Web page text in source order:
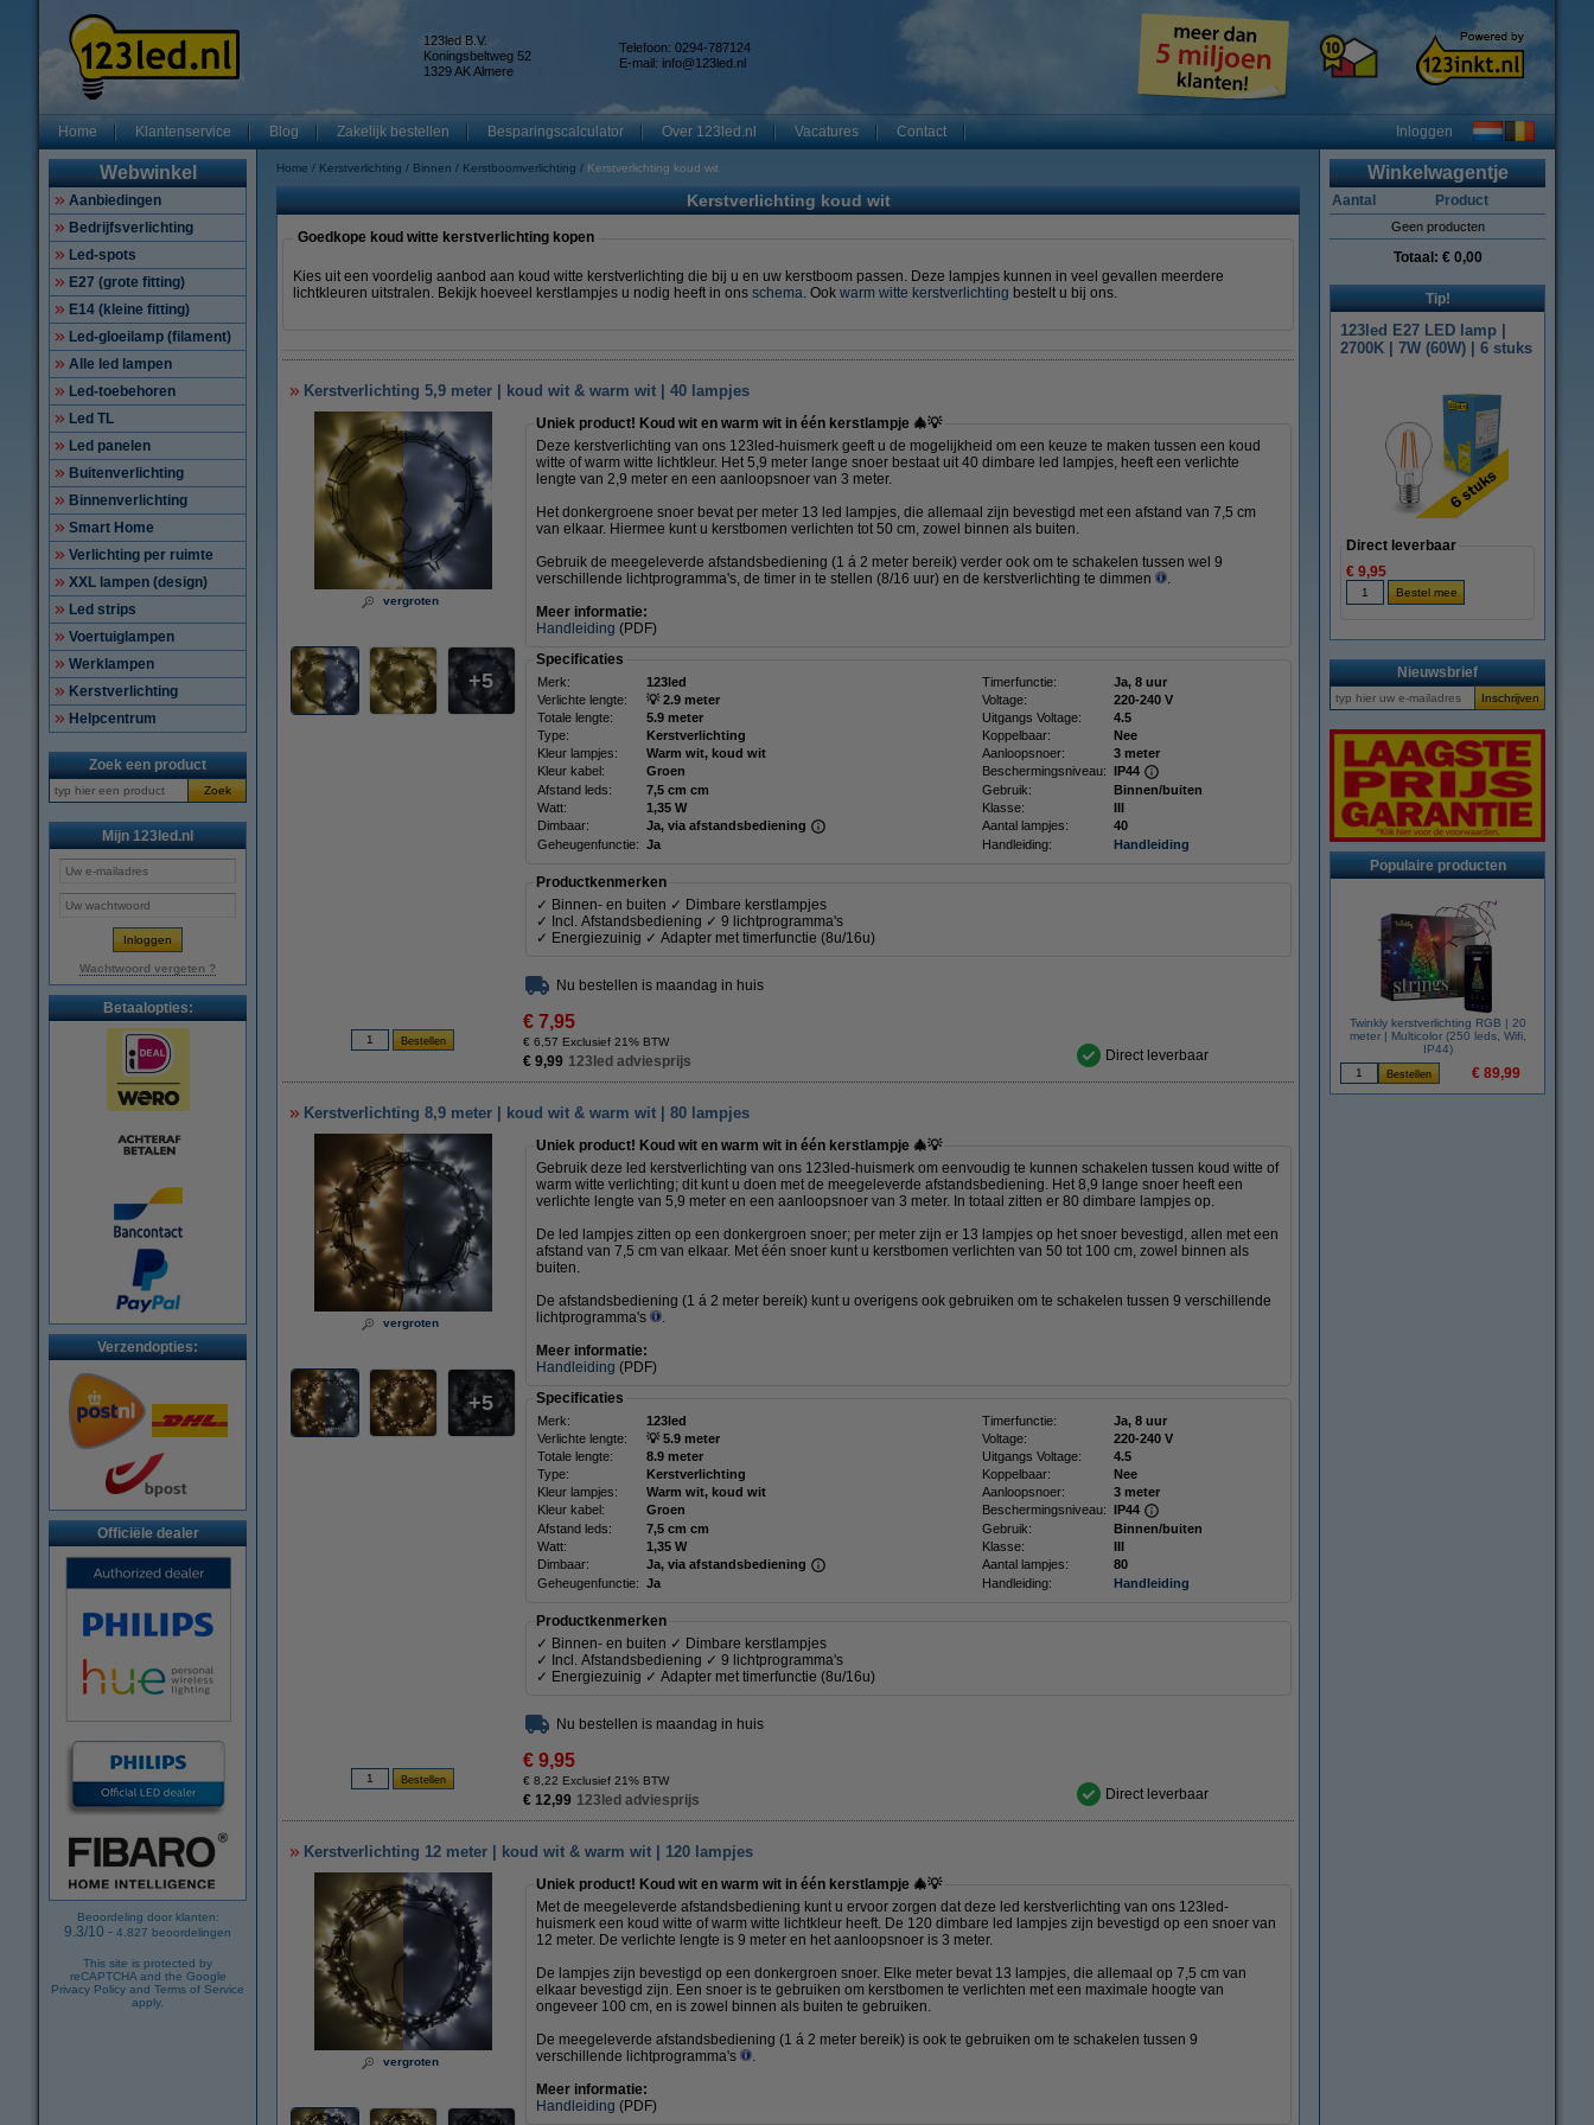
123led B.V.
Koningsbeltweg 52
1329 AK Almere
Telefoon: 0294-787124
E-mail: info@123led.nl
Home Klantenservice Blog Zakelijk bestellen Besparingscalculator Over 123led.nl Vacatures Contact Inloggen
Webwinkel
Aanbiedingen
Bedrijfsverlichting
Led-spots
E27 (grote fitting)
E14 (kleine fitting)
Led-gloeilamp (filament)
Alle led lampen
Led-toebehoren
Led TL
Led panelen
Buitenverlichting
Binnenverlichting
Smart Home
Verlichting per ruimte
XXL lampen (design)
Led strips
Voertuiglampen
Werklampen
Kerstverlichting
Helpcentrum
Zoek een product
Zoek
Mijn 123led.nl
Wachtwoord vergeten ?
Betaalopties:
Verzendopties:
Officiële dealer
Beoordeling door klanten:
9.3/10 - 4.827 beoordelingen
This site is protected by
reCAPTCHA and the Google
Privacy Policy and Terms of Service
apply.
Home Kerstverlichting Binnen Kerstboomverlichting Kerstverlichting koud wit
Kerstverlichting koud wit
Goedkope koud witte kerstverlichting kopen
Kies uit een voordelig aanbod aan koud witte kerstverlichting die bij u en uw kerstboom passen. Deze lampjes kunnen in veel gevallen meerdere
lichtkleuren uitstralen. Bekijk hoeveel kerstlampjes u nodig heeft in ons schema. Ook warm witte kerstverlichting bestelt u bij ons.
Kerstverlichting 5,9 meter | koud wit & warm wit | 40 lampjes
vergroten
5
Uniek product! Koud wit en warm wit in één kerstlampje 🎄💡
Deze kerstverlichting van ons 123led-huismerk geeft u de mogelijkheid om een keuze te maken tussen een koud
witte of warm witte lichtkleur. Het 5,9 meter lange snoer bestaat uit 40 dimbare led lampjes, heeft een verlichte
lengte van 2,9 meter en een aanloopsnoer van 3 meter.
Het donkergroene snoer bevat per meter 13 led lampjes, die allemaal zijn bevestigd met een afstand van 7,5 cm
van elkaar. Hiermee kunt u kerstbomen verlichten tot 50 cm, zowel binnen als buiten.
Gebruik de meegeleverde afstandsbediening (1 á 2 meter bereik) verder ook om te schakelen tussen wel 9
verschillende lichtprogramma's, de timer in te stellen (8/16 uur) en de kerstverlichting te dimmen
.
Meer informatie:
Handleiding (PDF)
Specificaties
Merk: 123led Timerfunctie:
Ja, 8 uur
Verlichte lengte:
💡 2.9 meter Voltage:
220-240 V
Totale lengte:
5.9 meter Uitgangs Voltage:
4.5
Type:
Kerstverlichting Koppelbaar:
Nee
Kleur lampjes:
Warm wit, koud wit Aanloopsnoer:
3 meter
Kleur kabel:
Groen Beschermingsniveau: IP44
Afstand leds:
7,5 cm cm Gebruik:
Binnen/buiten
Watt:
1,35 W Klasse:
III
Dimbaar:
Ja, via afstandsbediening Aantal lampjes:
40
Geheugenfunctie: Ja Handleiding: Handleiding
Productkenmerken
✓ Binnen- en buiten ✓ Dimbare kerstlampjes
✓ Incl. Afstandsbediening ✓ 9 lichtprogramma's
✓ Energiezuinig ✓ Adapter met timerfunctie (8u/16u)
Nu bestellen is maandag in huis
€ 7,95
€ 6,57 Exclusief 21% BTW
€ 9,99 123led adviesprijs Direct leverbaar
Kerstverlichting 8,9 meter | koud wit & warm wit | 80 lampjes
vergroten
5
Uniek product! Koud wit en warm wit in één kerstlampje 🎄💡
Gebruik deze led kerstverlichting van ons 123led-huismerk om eenvoudig te kunnen schakelen tussen koud witte of
warm witte verlichting; dit kunt u doen met de meegeleverde afstandsbediening. Het 8,9 lange snoer heeft een
verlichte lengte van 5,9 meter en een aanloopsnoer van 3 meter. In totaal zitten er 80 dimbare lampjes op.
De led lampjes zitten op een donkergroen snoer; per meter zijn er 13 lampjes op het snoer bevestigd, allen met een
afstand van 7,5 cm van elkaar. Met één snoer kunt u kerstbomen verlichten van 50 tot 100 cm, zowel binnen als
buiten.
De afstandsbediening (1 á 2 meter bereik) kunt u overigens ook gebruiken om te schakelen tussen 9 verschillende
lichtprogramma's
.
Meer informatie:
Handleiding (PDF)
Specificaties
Merk: 123led Timerfunctie:
Ja, 8 uur
Verlichte lengte:
💡 5.9 meter Voltage:
220-240 V
Totale lengte:
8.9 meter Uitgangs Voltage:
4.5
Type:
Kerstverlichting Koppelbaar:
Nee
Kleur lampjes:
Warm wit, koud wit Aanloopsnoer:
3 meter
Kleur kabel:
Groen Beschermingsniveau: IP44
Afstand leds:
7,5 cm cm Gebruik:
Binnen/buiten
Watt:
1,35 W Klasse:
III
Dimbaar:
Ja, via afstandsbediening Aantal lampjes:
80
Geheugenfunctie: Ja Handleiding: Handleiding
Productkenmerken
✓ Binnen- en buiten ✓ Dimbare kerstlampjes
✓ Incl. Afstandsbediening ✓ 9 lichtprogramma's
✓ Energiezuinig ✓ Adapter met timerfunctie (8u/16u)
Nu bestellen is maandag in huis
€ 9,95
€ 8,22 Exclusief 21% BTW
€ 12,99 123led adviesprijs Direct leverbaar
Kerstverlichting 12 meter | koud wit & warm wit | 120 lampjes
vergroten
Uniek product! Koud wit en warm wit in één kerstlampje 🎄💡
Met de meegeleverde afstandsbediening kunt u ervoor zorgen dat deze led kerstverlichting van ons 123led-
huismerk een koud witte of warm witte lichtkleur heeft. De 120 dimbare led lampjes zijn bevestigd op een snoer van
12 meter. De verlichte lengte is 9 meter en het aanloopsnoer is 3 meter.
De lampjes zijn bevestigd op een donkergroen snoer. Elke meter bevat 13 lampjes, die allemaal op 7,5 cm van
elkaar bevestigd zijn. Een snoer is te gebruiken om kerstbomen te verlichten met een maximale hoogte van
ongeveer 100 cm, en is zowel binnen als buiten te gebruiken.
De meegeleverde afstandsbediening (1 á 2 meter bereik) is ook te gebruiken om te schakelen tussen 9
verschillende lichtprogramma's
.
Meer informatie:
Handleiding (PDF)
Winkelwagentje
Aantal Product
Geen producten
Totaal: € 0,00
Tip!
123led E27 LED lamp |
2700K | 7W (60W) | 6 stuks
Direct leverbaar
€ 9,95
Nieuwsbrief
Populaire producten
Twinkly kerstverlichting RGB | 20
meter | Multicolor (250 leds, Wifi,
IP44)
€ 89,99